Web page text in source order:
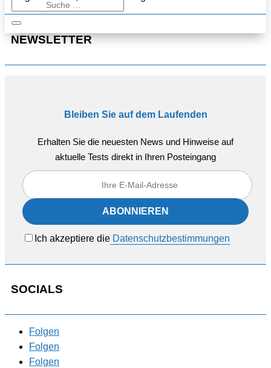
NEWSLETTER
Bleiben Sie auf dem Laufenden
Erhalten Sie die neuesten News und Hinweise auf
aktuelle Tests direkt in Ihren Posteingang
Ich akzeptiere die Datenschutzbestimmungen
SOCIALS
Folgen
Folgen
Folgen